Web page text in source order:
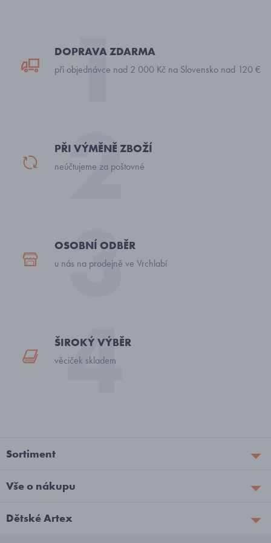
DOPRAVA ZDARMA
při objednávce nad 2 000 Kč na Slovensko nad 120 €
PŘI VÝMĚNĚ ZBOŽÍ
neúčtujeme za poštovné
OSOBNÍ ODBĚR
u nás na prodejně ve Vrchlabí
ŠIROKÝ VÝBĚR
věciček skladem
Sortiment
Vše o nákupu
Dětské Artex